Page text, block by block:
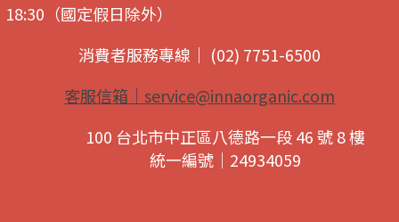
18:30（國定假日除外）
消費者服務專線｜ (02) 7751-6500
客服信箱｜ service@innaorganic.com
100 台北市中正區八德路一段 46 號 8 樓
統一編號｜24934059